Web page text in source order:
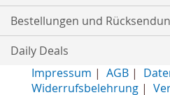
Bestellungen und
Daily Deals
Impressum | AGB|
Widerrufsbelehrung|